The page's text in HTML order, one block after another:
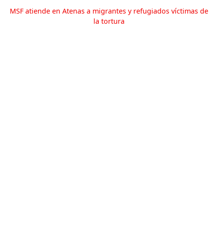
MSF atiende en Atenas a migrantes y refugiados víctimas de
la tortura